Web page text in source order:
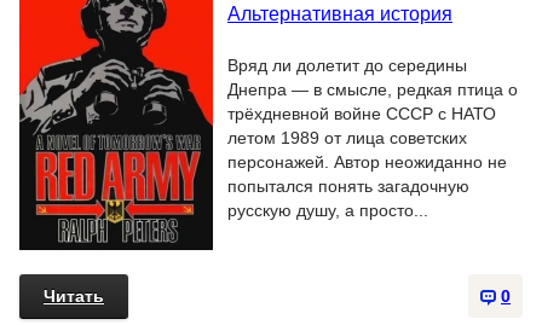
Альтернативная история
Вряд ли долетит до середины
Днепра — в смысле, редкая птица о
трёхдневной войне СССР с НАТО
летом 1989 от лица советских
персонажей. Автор неожиданно не
попытался понять загадочную
русскую душу, а просто...
0
Читать